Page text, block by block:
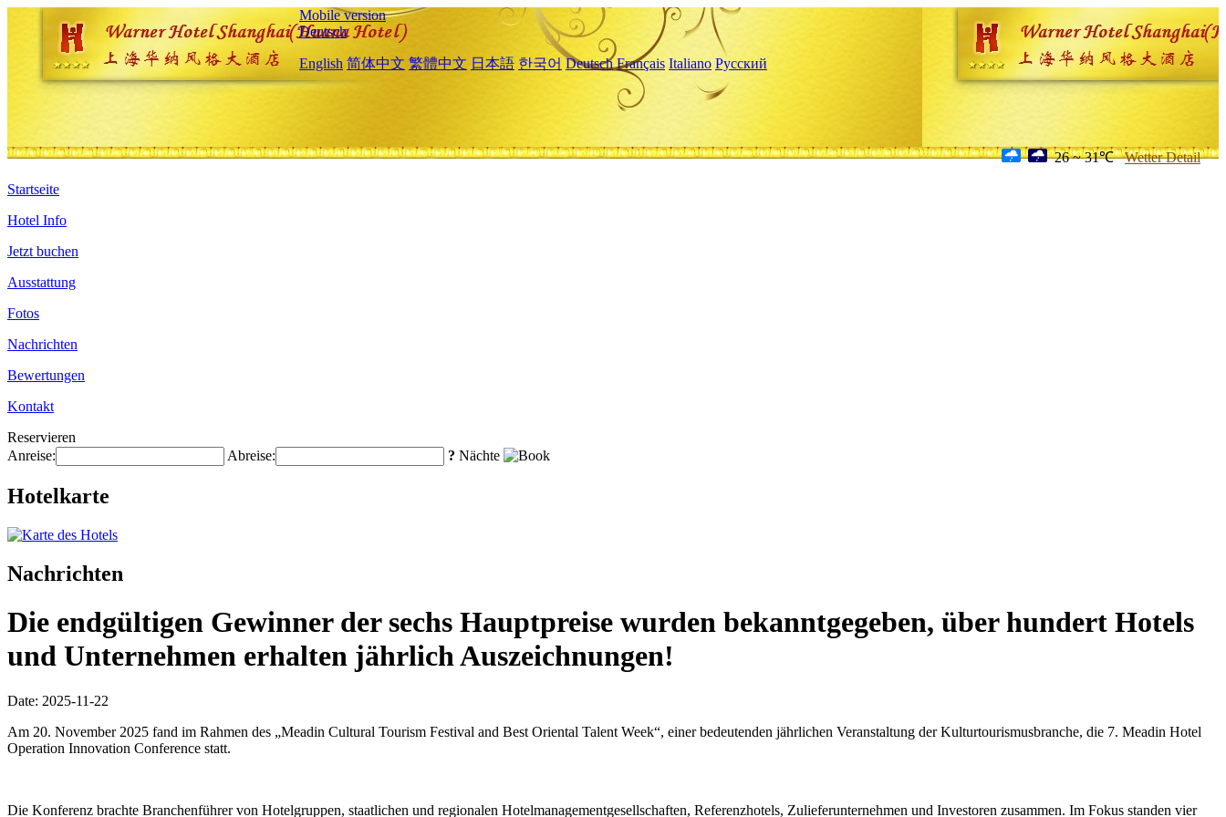
Mobile version
Deutsch
English 简体中文 繁體中文 日本語 한국어 Deutsch Français Italiano Русский
26 ~ 31℃ Wetter Detail
Startseite
Hotel Info
Jetzt buchen
Ausstattung
Fotos
Nachrichten
Bewertungen
Kontakt
Reservieren
Anreise:
Abreise: ? Nächte
Hotelkarte
Nachrichten
Die endgültigen Gewinner der sechs Hauptpreise wurden bekanntgegeben, über hundert Hotels
und Unternehmen erhalten jährlich Auszeichnungen!
Date: 2025-11-22
Am 20. November 2025 fand im Rahmen des „Meadin Cultural Tourism Festival and Best Oriental Talent Week“, einer bedeutenden jährlichen Veranstaltung der Kulturtourismusbranche, die 7. Meadin Hotel
Operation Innovation Conference statt.
Die Konferenz brachte Branchenführer von Hotelgruppen, staatlichen und regionalen Hotelmanagementgesellschaften, Referenzhotels, Zulieferunternehmen und Investoren zusammen. Im Fokus standen vier